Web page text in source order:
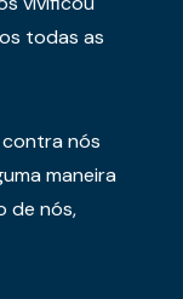
todas as
nós
maneira
de nós,